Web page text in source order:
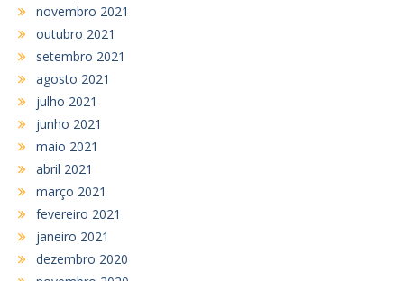
novembro 2021
outubro 2021
setembro 2021
agosto 2021
julho 2021
junho 2021
maio 2021
abril 2021
março 2021
fevereiro 2021
janeiro 2021
dezembro 2020